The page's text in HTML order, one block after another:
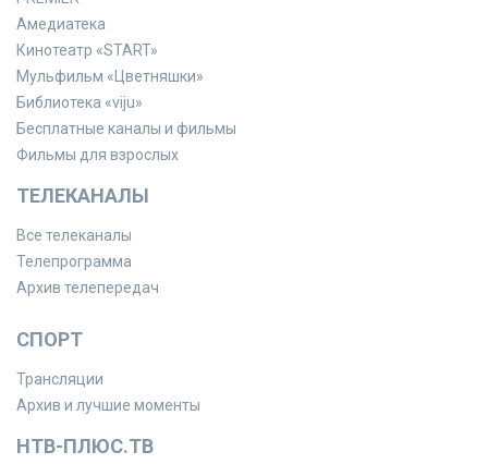
Амедиатека
Кинотеатр «START»
Мульфильм «Цветняшки»
Библиотека «viju»
Бесплатные каналы и фильмы
Фильмы для взрослых
ТЕЛЕКАНАЛЫ
Все телеканалы
Телепрограмма
Архив телепередач
СПОРТ
Трансляции
Архив и лучшие моменты
НТВ-ПЛЮС.ТВ